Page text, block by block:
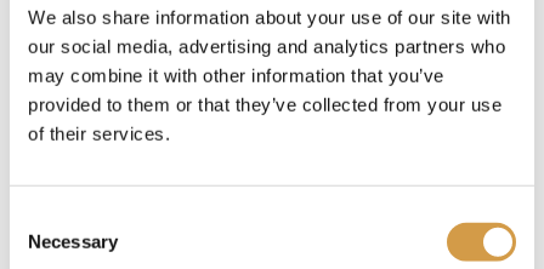
We also share information about your use of our site with
our social media, advertising and analytics partners who
may combine it with other information that you’ve
provided to them or that they’ve collected from your use
of their services.
Selection
Necessary
Budget